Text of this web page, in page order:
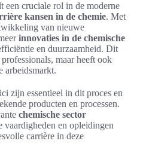
een cruciale rol in de moderne
kansen in de chemie. Met
van nieuwe
innovaties in de chemische
en duurzaamheid. Dit
maar heeft ook
arbeidsmarkt.
zijn essentieel in dit proces en
producten en processen.
chemische sector
vaardigheden en opleidingen
carrière in deze